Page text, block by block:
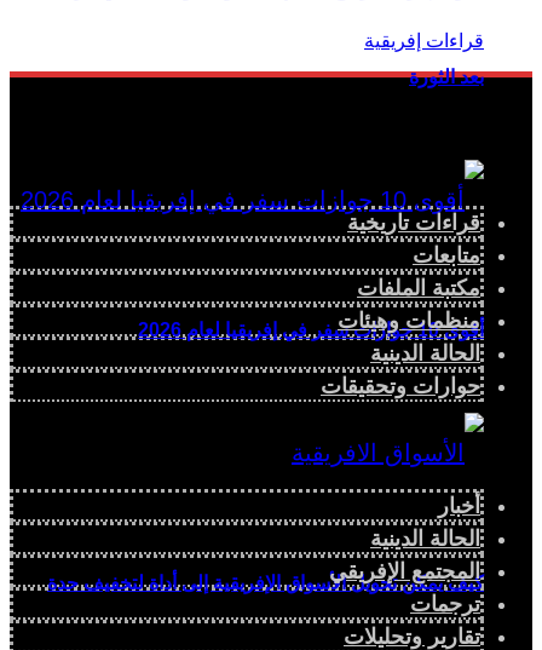
بعد الثورة
أقوى 10 جوازات سفر في إفريقيا لعام 2026
كيف يمكن تحويل الأسواق الإفريقية إلى أداة لتخفيف حدة
قراءات تاريخية
متابعات
مكتبة الملفات
منظمات وهيئات
الحالة الدينية
حوارات وتحقيقات
أخبار
الحالة الدينية
المجتمع الإفريقي
ترجمات
تقارير وتحليلات